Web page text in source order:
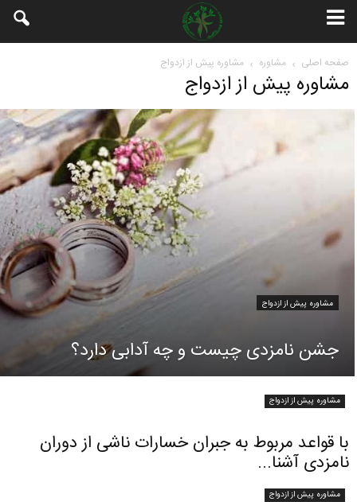
صفحه اصلی مشاوره مشاوره پیش از ازدواج
مشاوره پیش از ازدواج
مشاوره پیش از ازدواج
جشن نامزدی چیست و چه آدابی دارد؟
مشاوره پیش از ازدواج
با قواعد مربوط به جبران خسارات ناشی از دوران
نامزدی آشنا...
مشاوره پیش از ازدواج